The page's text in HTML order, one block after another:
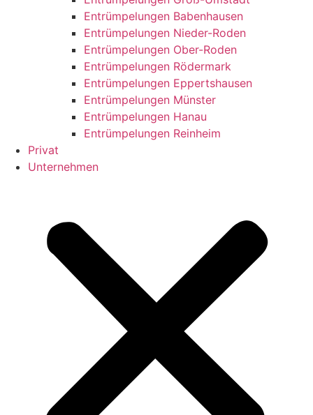
Entrümpelungen Babenhausen
Entrümpelungen Nieder-Roden
Entrümpelungen Ober-Roden
Entrümpelungen Rödermark
Entrümpelungen Eppertshausen
Entrümpelungen Münster
Entrümpelungen Hanau
Entrümpelungen Reinheim
Privat
Unternehmen